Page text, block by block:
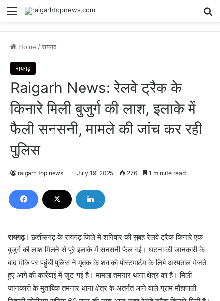
Menu
Home /रायगढ़
रायगढ़
Raigarh News: रेलवे ट्रैक के
किनारे मिली बुजुर्ग की लाश, इलाके में
फैली सनसनी, मामले की जांच कर रही
पुलिस
raigarh top news July 19, 2025 276 1 minute read
रायगढ़। छत्तीसगढ़ के रायगढ़ जिले में शनिवार की सुबह रेलवे ट्रैक किनारे एक
बुजुर्ग की लाश मिलने से पूरे इलाके में सनसनी फैल गई। घटना की जानकारी के
बाद मौके पर पहुंची पुलिस ने मृतक के शव को पोस्टमार्टम के लिये अस्पताल भेजते
हुए आगे की कार्रवाई में जुट गई है। मामला तमनार थाना क्षेत्र का है। मिली
जानकारी के मुताबिक तमनार थाना क्षेत्र के अंतर्गत आने वाले ग्राम मौहापाली